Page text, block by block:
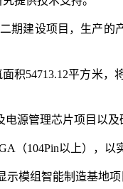
期建设项目，生产的
积54713.12平方米
源管理芯片项目以及
（104Pin以上），以
模组智能制造基地项